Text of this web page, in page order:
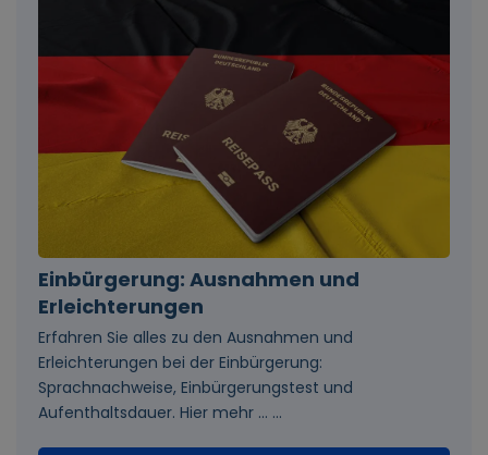
Einbürgerung: Ausnahmen und
Erleichterungen
Erfahren Sie alles zu den Ausnahmen und
Erleichterungen bei der Einbürgerung:
Sprachnachweise, Einbürgerungstest und
Aufenthaltsdauer. Hier mehr … ...